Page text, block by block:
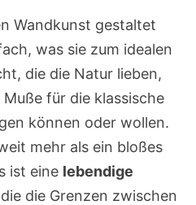
Wandkunst gestaltet
was sie zum idealen
die die Natur lieben,
für die klassische
können oder wollen.
mehr als ein bloßes
ist eine lebendige
die Grenzen zwischen